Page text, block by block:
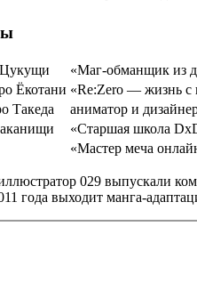
«Маг-обманщик из
Ёкотани «Re:Zero — жизнь с
Такеда
аниматор и
«Старшая школа
«Мастер меча
029 выпускали
года выходит манга-